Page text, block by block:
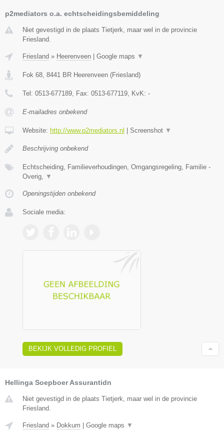
p2mediators o.a. echtscheidingsbemiddeling
Niet gevestigd in de plaats Tietjerk, maar wel in de provincie
Friesland.
Friesland » Heerenveen Google maps ▼
Fok 68 8441 BR Heerenveen (Friesland)
Tel: 0513-677189 , Fax: 0513-677119 , KvK: -
E-mailadres onbekend
Website: http://www.p2mediators.nl Screenshot ▼
Beschrijving onbekend
Echtscheiding, Familieverhoudingen, Omgangsregeling, Familie -
Overig,
▼
Openingstijden onbekend
Sociale media:
BEKIJK VOLLEDIG PROFIEL
Hellinga Soepboer Assurantidn
Niet gevestigd in de plaats Tietjerk, maar wel in de provincie
Friesland.
Friesland » Dokkum | Google maps ▼